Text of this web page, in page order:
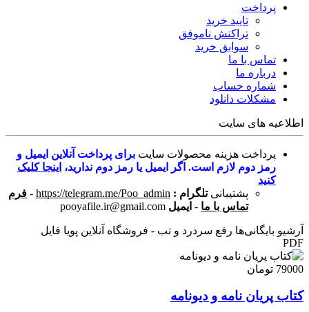
پرداخت
تایید خرید
تراکنش ناموفق
سوابق خرید
تماس با ما
درباره ما
شماره حساب
مشکلات دانلود
اطلاعیه های سایت
پرداخت هزینه محصولات سایت برای پرداخت آنلاین ایمیل و
رمز دوم لازم است. اگر ایمیل یا رمز دوم ندارید، اینجا کلیک
کنید
پشتیبانی تلگرام : https://telegram.me/Poo_admin
- فرم
تماس با ما - ایمیل pooyafile.ir@gmail.com
آرشیو بایگانی‌ها رفع سردرد و تب - فروشگاه آنلاین پویا فایل
PDF
79000 تومان
کتاب پریان نامه و دیونامه